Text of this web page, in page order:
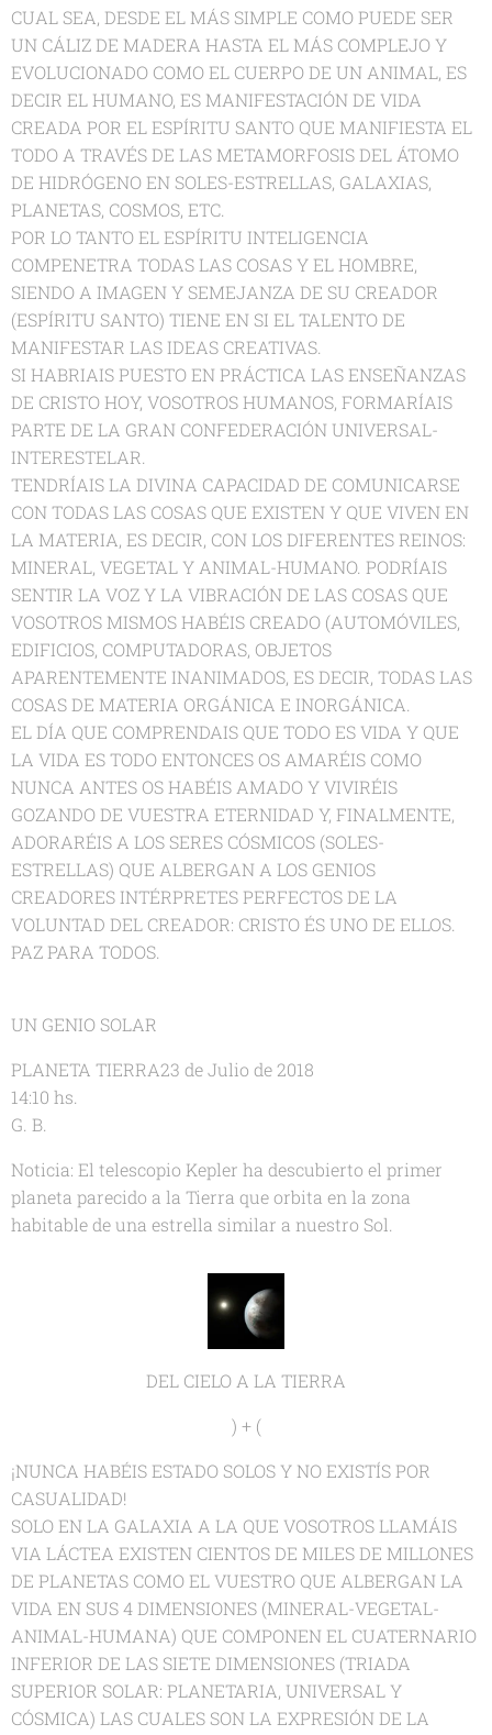
CUAL SEA, DESDE EL MÁS SIMPLE COMO PUEDE SER
UN CÁLIZ DE MADERA HASTA EL MÁS COMPLEJO Y
EVOLUCIONADO COMO EL CUERPO DE UN ANIMAL, ES
DECIR EL HUMANO, ES MANIFESTACIÓN DE VIDA
CREADA POR EL ESPÍRITU SANTO QUE MANIFIESTA EL
TODO A TRAVÉS DE LAS METAMORFOSIS DEL ÁTOMO
DE HIDRÓGENO EN SOLES-ESTRELLAS, GALAXIAS,
PLANETAS, COSMOS, ETC.
POR LO TANTO EL ESPÍRITU INTELIGENCIA
COMPENETRA TODAS LAS COSAS Y EL HOMBRE,
SIENDO A IMAGEN Y SEMEJANZA DE SU CREADOR
(ESPÍRITU SANTO) TIENE EN SI EL TALENTO DE
MANIFESTAR LAS IDEAS CREATIVAS.
SI HABRIAIS PUESTO EN PRÁCTICA LAS ENSEÑANZAS
DE CRISTO HOY, VOSOTROS HUMANOS, FORMARÍAIS
PARTE DE LA GRAN CONFEDERACIÓN UNIVERSAL-
INTERESTELAR.
TENDRÍAIS LA DIVINA CAPACIDAD DE COMUNICARSE
CON TODAS LAS COSAS QUE EXISTEN Y QUE VIVEN EN
LA MATERIA, ES DECIR, CON LOS DIFERENTES REINOS:
MINERAL, VEGETAL Y ANIMAL-HUMANO. PODRÍAIS
SENTIR LA VOZ Y LA VIBRACIÓN DE LAS COSAS QUE
VOSOTROS MISMOS HABÉIS CREADO (AUTOMÓVILES,
EDIFICIOS, COMPUTADORAS, OBJETOS
APARENTEMENTE INANIMADOS, ES DECIR, TODAS LAS
COSAS DE MATERIA ORGÁNICA E INORGÁNICA.
EL DÍA QUE COMPRENDAIS QUE TODO ES VIDA Y QUE
LA VIDA ES TODO ENTONCES OS AMARÉIS COMO
NUNCA ANTES OS HABÉIS AMADO Y VIVIRÉIS
GOZANDO DE VUESTRA ETERNIDAD Y, FINALMENTE,
ADORARÉIS A LOS SERES CÓSMICOS (SOLES-
ESTRELLAS) QUE ALBERGAN A LOS GENIOS
CREADORES INTÉRPRETES PERFECTOS DE LA
VOLUNTAD DEL CREADOR: CRISTO ÉS UNO DE ELLOS.
PAZ PARA TODOS.
UN GENIO SOLAR
PLANETA TIERRA23 de Julio de 2018
14:10 hs.
G. B.
Noticia: El telescopio Kepler ha descubierto el primer
planeta parecido a la Tierra que orbita en la zona
habitable de una estrella similar a nuestro Sol.
DEL CIELO A LA TIERRA
) + (
¡NUNCA HABÉIS ESTADO SOLOS Y NO EXISTÍS POR
CASUALIDAD!
SOLO EN LA GALAXIA A LA QUE VOSOTROS LLAMÁIS
VIA LÁCTEA EXISTEN CIENTOS DE MILES DE MILLONES
DE PLANETAS COMO EL VUESTRO QUE ALBERGAN LA
VIDA EN SUS 4 DIMENSIONES (MINERAL-VEGETAL-
ANIMAL-HUMANA) QUE COMPONEN EL CUATERNARIO
INFERIOR DE LAS SIETE DIMENSIONES (TRIADA
SUPERIOR SOLAR: PLANETARIA, UNIVERSAL Y
CÓSMICA) LAS CUALES SON LA EXPRESIÓN DE LA